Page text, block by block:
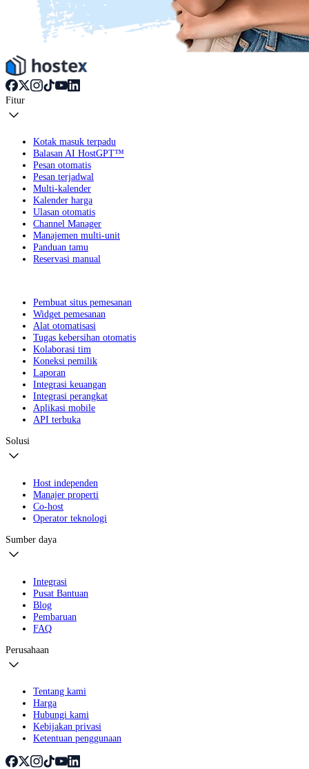
Fitur
Kotak masuk terpadu
Balasan AI HostGPT™
Pesan otomatis
Pesan terjadwal
Multi-kalender
Kalender harga
Ulasan otomatis
Channel Manager
Manajemen multi-unit
Panduan tamu
Reservasi manual
Pembuat situs pemesanan
Widget pemesanan
Alat otomatisasi
Tugas kebersihan otomatis
Kolaborasi tim
Koneksi pemilik
Laporan
Integrasi keuangan
Integrasi perangkat
Aplikasi mobile
API terbuka
Solusi
Host independen
Manajer properti
Co-host
Operator teknologi
Sumber daya
Integrasi
Pusat Bantuan
Blog
Pembaruan
FAQ
Perusahaan
Tentang kami
Harga
Hubungi kami
Kebijakan privasi
Ketentuan penggunaan